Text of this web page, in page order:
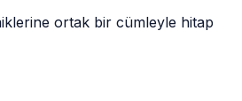
ortak bir cümleyle hitap